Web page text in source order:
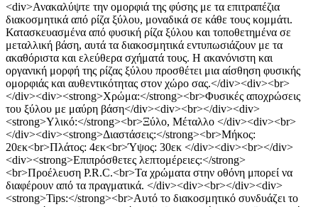
<div>Ανακαλύψτε την ομορφιά της φύσης με τα επιτραπέζια
διακοσμητικά από ρίζα ξύλου, μοναδικά σε κάθε τους κομμάτι.
Κατασκευασμένα από φυσική ρίζα ξύλου και τοποθετημένα σε
μεταλλική βάση, αυτά τα διακοσμητικά εντυπωσιάζουν με τα
ακαθόριστα και ελεύθερα σχήματά τους. Η ακανόνιστη και
οργανική μορφή της ρίζας ξύλου προσθέτει μια αίσθηση φυσικής
ομορφιάς και αυθεντικότητας στον χώρο σας.</div><div><br>
</div><div><strong>Χρώμα:</strong><br>Φυσικές αποχρώσεις
του ξύλου με μαύρη βάση</div><div><br></div><div>
<strong>Υλικό:</strong><br>Ξύλο, Μέταλλο </div><div><br>
</div><div><strong>Διαστάσεις:</strong><br>Μήκος:
20εκ<br>Πλάτος: 4εκ<br>Ύψος: 30εκ </div><div><br></div>
<div><strong>Επιπρόσθετες λεπτομέρειες:</strong>
<br>Προέλευση P.R.C.<br>Τα χρώματα στην οθόνη μπορεί να
διαφέρουν από τα πραγματικά. </div><div><br></div><div>
<strong>Tips:</strong><br>Αυτό το διακοσμητικό συνδυάζει το